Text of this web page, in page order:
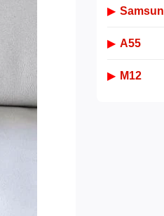
▶
▶ A55
▶ M12